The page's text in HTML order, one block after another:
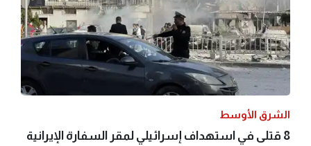
الشرق الأوسط
8 قتلى في استهداف إسرائيلي لمقر السفارة الإيرانية